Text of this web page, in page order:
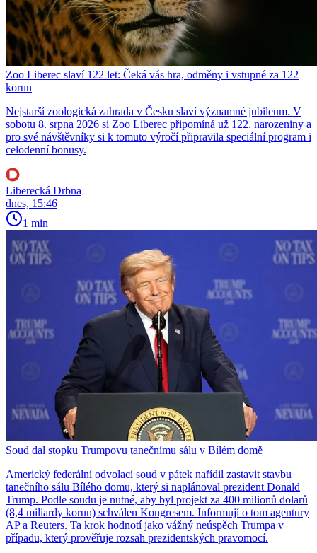
Zoo Liberec slaví 122 let: Čeká vás hra, odměny i vstupné za 122
korun
Nejstarší zoologická zahrada v Česku slaví významné jubileum. V
sobotu 8. srpna 2026 si Zoo Liberec připomíná už 122. narozeniny a
pro své návštěvníky si k tomuto výročí připravila speciální program i
celodenní bonusy.
Liberecká Drbna
dnes, 15:46
1 min
Soud dal stopku Trumpovu tanečnímu sálu v Bílém domě
Americký federální odvolací soud v pátek nařídil zastavit stavbu
tanečního sálu Bílého domu, který si naplánoval prezident Donald
Trump. Podle soudu je nutné, aby byl projekt za 400 milionů dolarů
(8,4 miliardy korun) schválen Kongresem. Informují o tom agentury
AP a Reuters. Ta krok hodnotí jako vážný neúspěch Trumpa v
případu, který prověřuje rozsah prezidentských pravomocí.